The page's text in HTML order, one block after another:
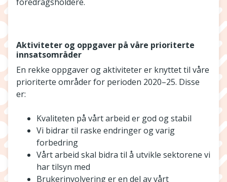
Aktiviteter og oppgaver på våre prioriterte
innsatsområder
En rekke oppgaver og aktiviteter er knyttet til våre
prioriterte områder for perioden 2020–25. Disse
er:
Kvaliteten på vårt arbeid er god og stabil
Vi bidrar til raske endringer og varig
forbedring
Vårt arbeid skal bidra til å utvikle sektorene vi
har tilsyn med
Brukerinvolvering er en del av vårt